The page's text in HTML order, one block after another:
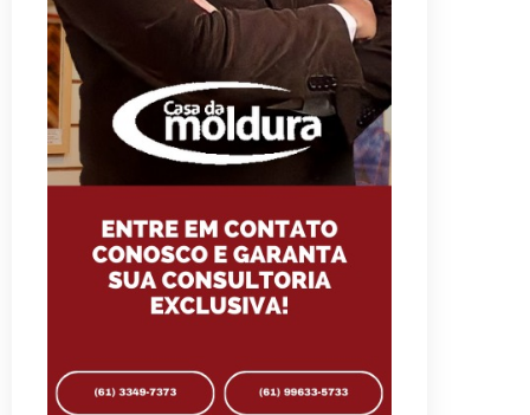
Autoridades celebram legado de
Augusto Nardes em jantar em
Brasília
Unidade oferece atendimento
especializado a crianças e